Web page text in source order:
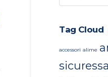
news
Tag Cloud
accessori alime
sicuressa